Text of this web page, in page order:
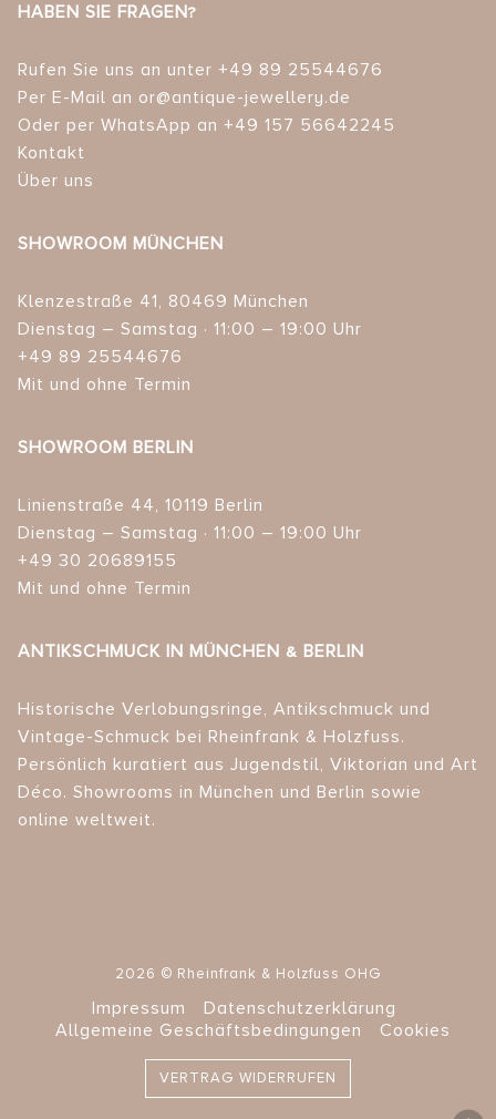
HABEN SIE FRAGEN?
Rufen Sie uns an unter +49 89 25544676
Per E-Mail an or@antique-jewellery.de
Oder per WhatsApp an +49 157 56642245
Kontakt
Über uns
SHOWROOM MÜNCHEN
Klenzestraße 41, 80469 München
Dienstag – Samstag · 11:00 – 19:00 Uhr
+49 89 25544676
Mit und ohne Termin
SHOWROOM BERLIN
Linienstraße 44, 10119 Berlin
Dienstag – Samstag · 11:00 – 19:00 Uhr
+49 30 20689155
Mit und ohne Termin
ANTIKSCHMUCK IN MÜNCHEN & BERLIN
Historische Verlobungsringe, Antikschmuck und
Vintage-Schmuck bei Rheinfrank & Holzfuss.
Persönlich kuratiert aus Jugendstil, Viktorian und Art
Déco. Showrooms in München und Berlin sowie
online weltweit.
2026 © Rheinfrank & Holzfuss OHG
Impressum
Datenschutzerklärung
Allgemeine Geschäftsbedingungen
Cookies
VERTRAG WIDERRUFEN